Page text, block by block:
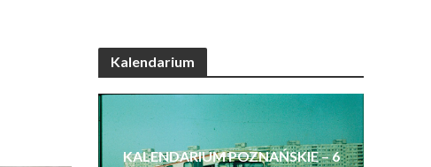
Kalendarium
KALENDARIUM POZNAŃSKIE – 6